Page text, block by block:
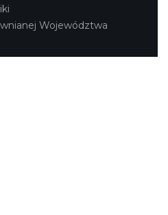
Województwa